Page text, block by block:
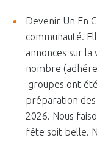
Devenir Un En
communauté.
annonces sur la
nombre
groupes ont
préparation des
2026. Nous
fête soit belle.